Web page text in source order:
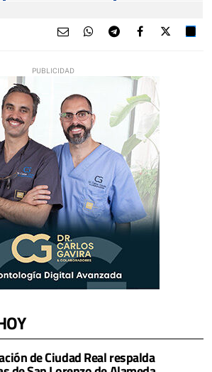
de Ciudad Real respalda